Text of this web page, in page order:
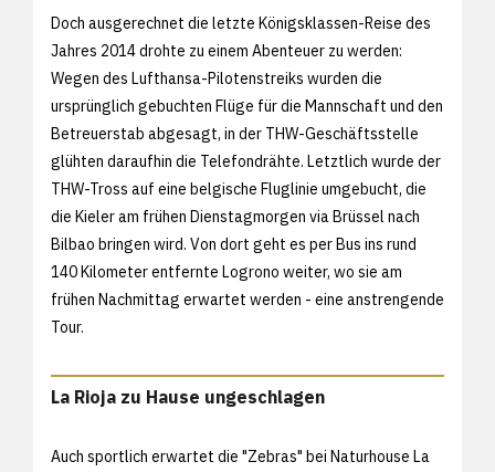
Doch ausgerechnet die letzte Königsklassen-Reise des
Jahres 2014 drohte zu einem Abenteuer zu werden:
Wegen des Lufthansa-Pilotenstreiks wurden die
ursprünglich gebuchten Flüge für die Mannschaft und den
Betreuerstab abgesagt, in der THW-Geschäftsstelle
glühten daraufhin die Telefondrähte. Letztlich wurde der
THW-Tross auf eine belgische Fluglinie umgebucht, die
die Kieler am frühen Dienstagmorgen via Brüssel nach
Bilbao bringen wird. Von dort geht es per Bus ins rund
140 Kilometer entfernte Logrono weiter, wo sie am
frühen Nachmittag erwartet werden - eine anstrengende
Tour.
La Rioja zu Hause ungeschlagen
Auch sportlich erwartet die "Zebras" bei Naturhouse La